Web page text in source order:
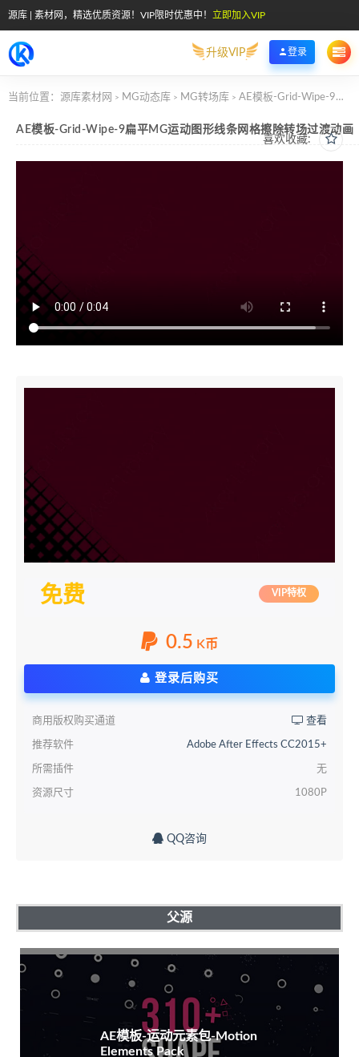
源库 | 素材网，精选优质资源！VIP限时优惠中！ 立即加入VIP
升级VIP 登录
当前位置： 源库素材网 > MG动态库 > MG转场库 > AE模板-Grid-Wipe-9扁平MG运动图形线条网格擦除转场过渡动画
喜欢收藏:
AE模板-Grid-Wipe-9扁平MG运动图形线条网格擦除转场过渡动画
免费 VIP特权
0.5 K币
登录后购买
商用版权购买通道 查看
推荐软件 Adobe After Effects CC2015+
所需插件 无
资源尺寸 1080P
QQ咨询
父源
AE模板-运动元素包-Motion
Elements Pack